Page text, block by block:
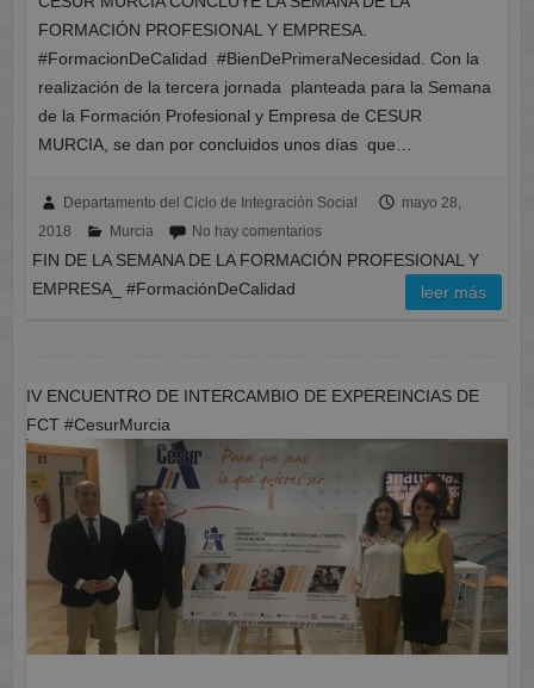
FORMACIÓN PROFESIONAL Y EMPRESA.
#FormacionDeCalidad #BienDePrimeraNecesidad. Con la
realización de la tercera jornada planteada para la Semana
de la Formación Profesional y Empresa de CESUR
MURCIA, se dan por concluidos unos días que…
Departamento del Ciclo de Integración Social
mayo 28,
2018
Murcia No hay comentarios
FIN DE LA SEMANA DE LA FORMACIÓN PROFESIONAL Y
EMPRESA_ #FormaciónDeCalidad
leer más
IV ENCUENTRO DE INTERCAMBIO DE EXPEREINCIAS DE
FCT #CesurMurcia